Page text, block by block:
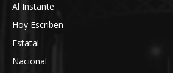
Al Instante
Hoy Escriben
Estatal
Nacional